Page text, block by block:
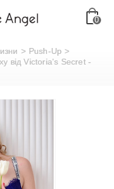
0
> Push-Up >
від Victoria's Secret -